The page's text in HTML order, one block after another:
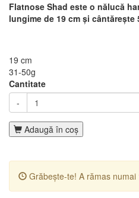
Flatnose Shad este o nălucă
lungime de 19 cm și cântărește
19 cm
31-50g
Cantitate
-
Adaugă în coş
Grăbește-te! A rămas numai